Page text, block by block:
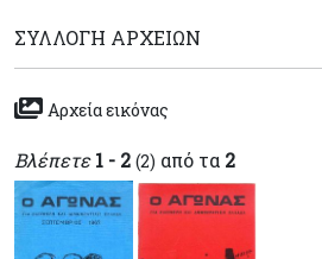
ΣΥΛΛΟΓΉ ΑΡΧΕΊΩΝ
Αρχεία εικόνας
Βλέπετε 1 - 2 (2) από τα 2